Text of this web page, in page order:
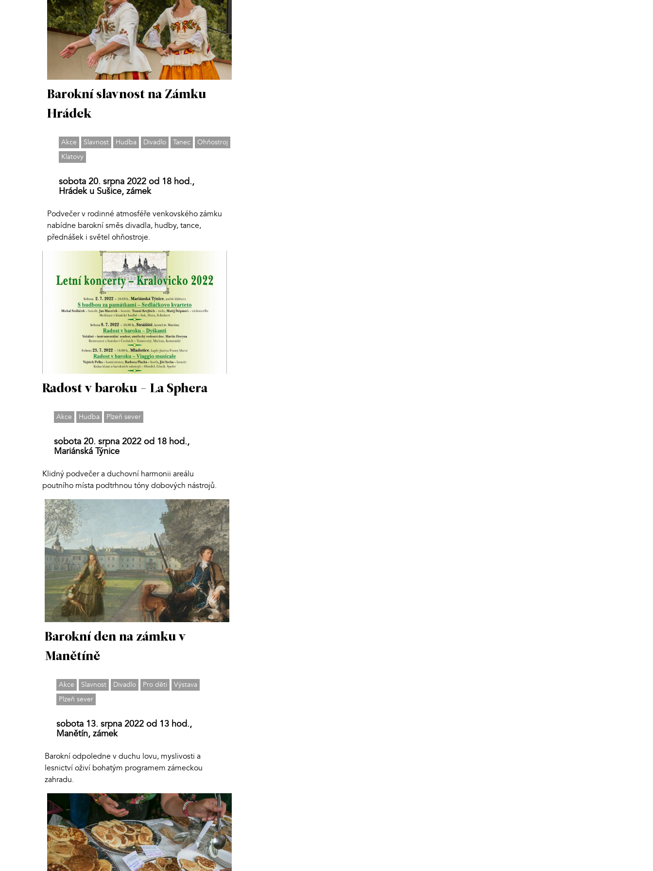
Barokní slavnost na Zámku
Hrádek
Akce Slavnost Hudba Divadlo Tanec
Ohňostroj
Klatovy
sobota 20. srpna 2022 od 18 hod.,
Hrádek u Sušice, zámek
Podvečer v rodinné atmosféře venkovského zámku
nabídne barokní směs divadla, hudby, tance,
přednášek i světel ohňostroje.
Radost v baroku - La Sphera
Akce Hudba Plzeň sever
sobota 20. srpna 2022 od 18 hod.,
Mariánská Týnice
Klidný podvečer a duchovní harmonii areálu
poutního místa podtrhnou tóny dobových nástrojů.
Barokní den na zámku v
Manětíně
Akce Slavnost Divadlo Pro děti
Výstava
Plzeň sever
sobota 13. srpna 2022 od 13 hod.,
Manětín, zámek
Barokní odpoledne v duchu lovu, myslivosti a
lesnictví oživí bohatým programem zámeckou
zahradu.